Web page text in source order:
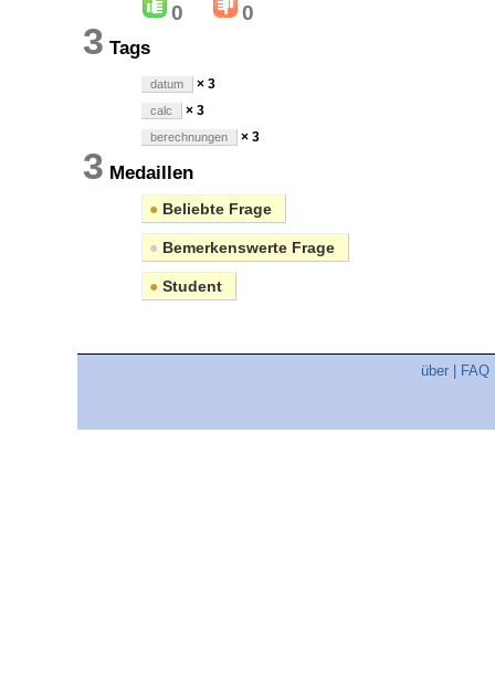
0 0
3 Tags
datum × 3
calc × 3
berechnungen × 3
3 Medaillen
● Beliebte Frage
● Bemerkenswerte Frage
● Student
über FAQ